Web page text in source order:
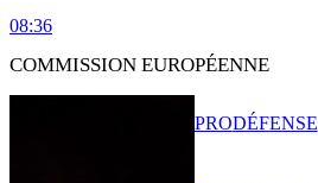
08:36
COMMISSION EUROPÉENNE
PRODÉFENSE